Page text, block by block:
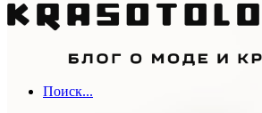
Поиск...